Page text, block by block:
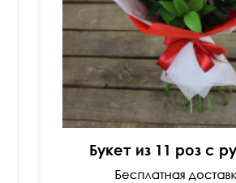
50 см
40
Букет из 11 роз с